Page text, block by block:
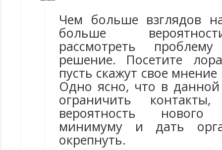
Чем больше взглядов
больше
рассмотреть
решение. Посетите
пусть скажут свое
Одно ясно, что в
ограничить
вероятность
минимуму и дать
окрепнуть.